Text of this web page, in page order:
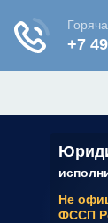
Не
ФССП
✆ 7